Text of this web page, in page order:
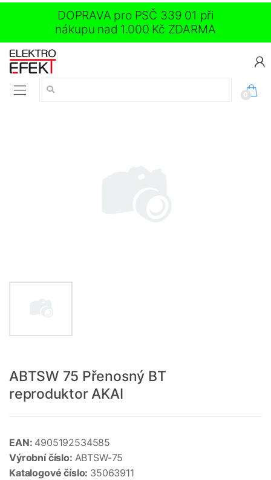
DOPRAVA pro PSČ 339 01 při
nákupu nad 1.000 Kč ZDARMA
Vyhledávání:
0
ABTSW 75 Přenosný BT
reproduktor AKAI
EAN: 4905192534585
Výrobní číslo: ABTSW-75
Katalogové číslo: 35063911